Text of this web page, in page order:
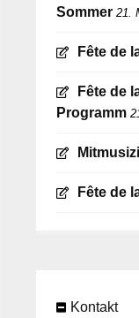
Sommer 21.
Fête de
Fête de
Programm
Fête de
Kontakt